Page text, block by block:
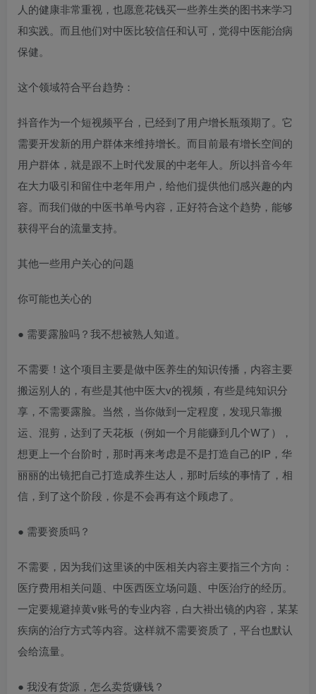
人的健康非常重视，也愿意花钱买一些养生类的图书来学习
和实践。而且他们对中医比较信任和认可，觉得中医能治病
保健。
这个领域符合平台趋势：
抖音作为一个短视频平台，已经到了用户增长瓶颈期了。它
需要开发新的用户群体来维持增长。而目前最有增长空间的
用户群体，就是跟不上时代发展的中老年人。所以抖音今年
在大力吸引和留住中老年用户，给他们提供他们感兴趣的内
容。而我们做的中医书单号内容，正好符合这个趋势，能够
获得平台的流量支持。
其他一些用户关心的问题
你可能也关心的
● 需要露脸吗？我不想被熟人知道。
不需要！这个项目主要是做中医养生的知识传播，内容主要
搬运别人的，有些是其他中医大v的视频，有些是纯知识分
享，不需要露脸。当然，当你做到一定程度，发现只靠搬
运、混剪，达到了天花板（例如一个月能赚到几个W了），
想更上一个台阶时，那时再来考虑是不是打造自己的IP，华
丽丽的出镜把自己打造成养生达人，那时后续的事情了，相
信，到了这个阶段，你是不会再有这个顾虑了。
● 需要资质吗？
不需要，因为我们这里谈的中医相关内容主要指三个方向：
医疗费用相关问题、中医西医立场问题、中医治疗的经历。
一定要规避掉黄v账号的专业内容，白大褂出镜的内容，某某
疾病的治疗方式等内容。这样就不需要资质了，平台也默认
会给流量。
● 我没有货源，怎么卖货赚钱？